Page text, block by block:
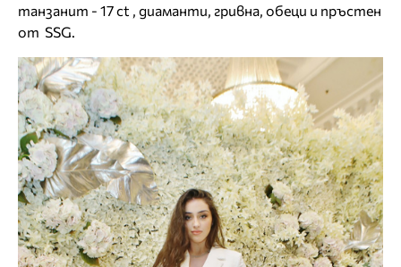
танзанит - 17 ct , диаманти, гривна, обеци и пръстен
от SSG.